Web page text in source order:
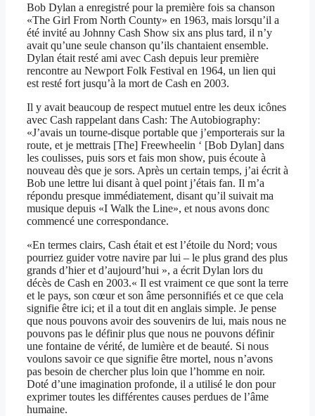
Bob Dylan a enregistré pour la première fois sa chanson
«The Girl From North County» en 1963, mais lorsqu’il a
été invité au Johnny Cash Show six ans plus tard, il n’y
avait qu’une seule chanson qu’ils chantaient ensemble.
Dylan était resté ami avec Cash depuis leur première
rencontre au Newport Folk Festival en 1964, un lien qui
est resté fort jusqu’à la mort de Cash en 2003.
Il y avait beaucoup de respect mutuel entre les deux icônes
avec Cash rappelant dans Cash: The Autobiography:
«J’avais un tourne-disque portable que j’emporterais sur la
route, et je mettrais [The] Freewheelin ‘ [Bob Dylan] dans
les coulisses, puis sors et fais mon show, puis écoute à
nouveau dès que je sors. Après un certain temps, j’ai écrit à
Bob une lettre lui disant à quel point j’étais fan. Il m’a
répondu presque immédiatement, disant qu’il suivait ma
musique depuis «I Walk the Line», et nous avons donc
commencé une correspondance.
«En termes clairs, Cash était et est l’étoile du Nord; vous
pourriez guider votre navire par lui – le plus grand des plus
grands d’hier et d’aujourd’hui », a écrit Dylan lors du
décès de Cash en 2003.« Il est vraiment ce que sont la terre
et le pays, son cœur et son âme personnifiés et ce que cela
signifie être ici; et il a tout dit en anglais simple. Je pense
que nous pouvons avoir des souvenirs de lui, mais nous ne
pouvons pas le définir plus que nous ne pouvons définir
une fontaine de vérité, de lumière et de beauté. Si nous
voulons savoir ce que signifie être mortel, nous n’avons
pas besoin de chercher plus loin que l’homme en noir.
Doté d’une imagination profonde, il a utilisé le don pour
exprimer toutes les différentes causes perdues de l’âme
humaine.